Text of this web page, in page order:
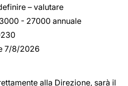
– valutare
- 27000 annuale
7/8/2026
alla Direzione, sarà il